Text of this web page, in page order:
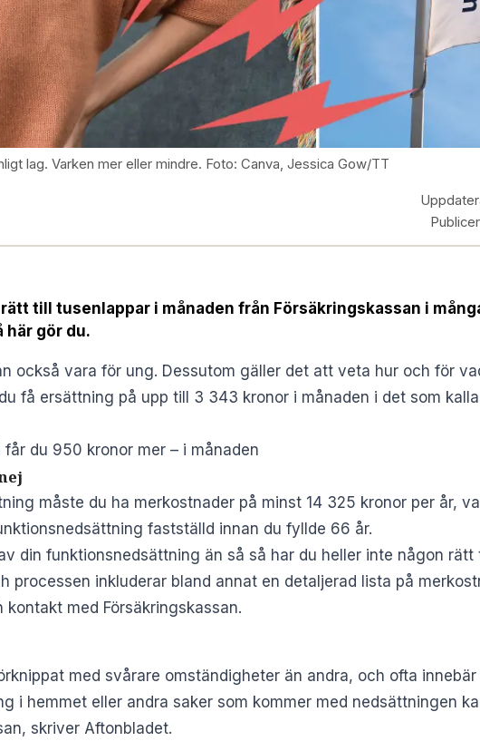
lag. Varken mer eller mindre. Foto: Canva, Jessica Gow/TT
till tusenlappar i månaden från Försäkringskassan i
här gör du.
också vara för ung. Dessutom gäller det att veta hur och för
få ersättning på upp till 3 343 kronor i månaden i det som
du 950 kronor mer – i månaden
måste du ha merkostnader på minst 14 325 kronor per år,
fastställd innan du fyllde 66 år.
din funktionsnedsättning än så så har du heller inte någon rätt
processen inkluderar bland annat en detaljerad lista på
med Försäkringskassan.
med svårare omständigheter än andra, och ofta
i hemmet eller andra saker som kommer med nedsättningen
skriver Aftonbladet.